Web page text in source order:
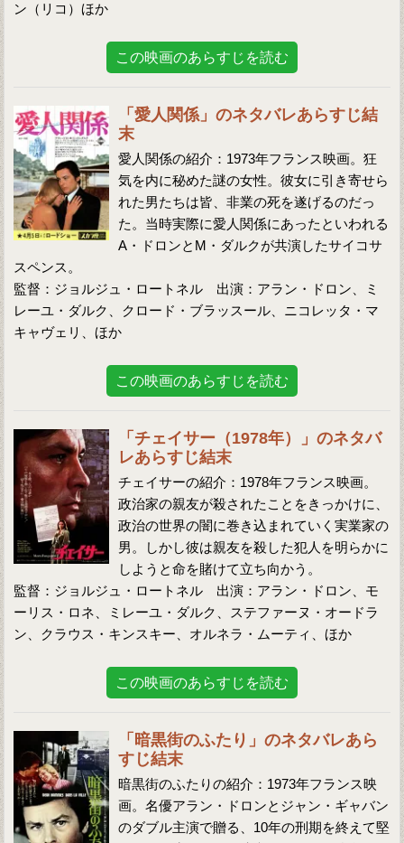
ン（リコ）ほか
この映画のあらすじを読む
「愛人関係」のネタバレあらすじ結
末
愛人関係の紹介：1973年フランス映画。狂
気を内に秘めた謎の女性。彼女に引き寄せら
れた男たちは皆、非業の死を遂げるのだっ
た。当時実際に愛人関係にあったといわれる
A・ドロンとM・ダルクが共演したサイコサ
スペンス。
監督：ジョルジュ・ロートネル 出演：アラン・ドロン、ミ
レーユ・ダルク、クロード・ブラッスール、ニコレッタ・マ
キャヴェリ、ほか
この映画のあらすじを読む
「チェイサー（1978年）」のネタバ
レあらすじ結末
チェイサーの紹介：1978年フランス映画。
政治家の親友が殺されたことをきっかけに、
政治の世界の闇に巻き込まれていく実業家の
男。しかし彼は親友を殺した犯人を明らかに
しようと命を賭けて立ち向かう。
監督：ジョルジュ・ロートネル 出演：アラン・ドロン、モ
ーリス・ロネ、ミレーユ・ダルク、ステファーヌ・オードラ
ン、クラウス・キンスキー、オルネラ・ムーティ、ほか
この映画のあらすじを読む
「暗黒街のふたり」のネタバレあら
すじ結末
暗黒街のふたりの紹介：1973年フランス映
画。名優アラン・ドロンとジャン・ギャバン
のダブル主演で贈る、10年の刑期を終えて堅